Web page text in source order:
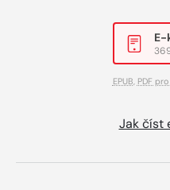
E-
EPUB, PDF
Jak číst